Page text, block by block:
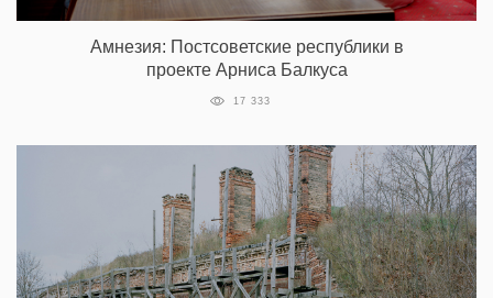
Амнезия: Постсоветские республики в
проекте Арниса Балкуса
17 333